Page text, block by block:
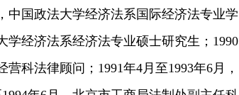
国政法大学经济法系国际经济法专业学
学经济法系经济法专业硕士研究生；1990
科法律顾问；1991年4月至1993年6月，